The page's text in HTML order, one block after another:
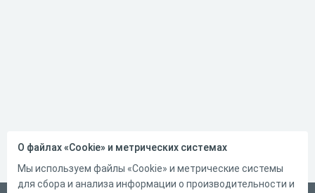
О файлах «Cookie» и метрических системах
Мы используем файлы «Cookie» и метрические системы
для сбора и анализа информации о производительности и